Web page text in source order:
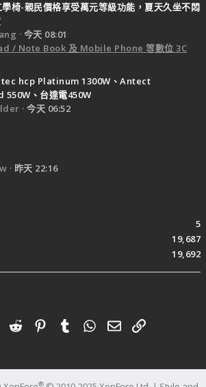
椅-親民價格享受萬元等級功能，夏天久坐不悶
今天 08:01
/ Note Book 及 Mobile Phone 等數位 3C
hcp Platinum 1300W、Antect
、台達電450W
今天 06:52
昨天 22:16
5
19,687
19,692
RedditPinterestTumblrWhatsApp
電子郵件
連結
®